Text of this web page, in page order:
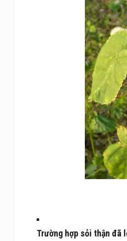
Trường hợp sỏi thận đã